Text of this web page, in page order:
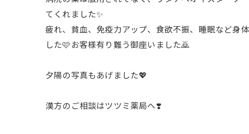
てくれました✨
疲れ、貧血、免疫力アップ、食欲不振、睡眠など身
した🩷お客様有り難う御座いました🙇
夕陽の写真もあげました💖
漢方のご相談はツツミ薬局へ❣️